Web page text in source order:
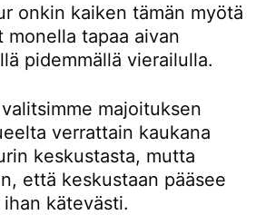
onkin kaiken tämän myötä
tapaa aivan
pidemmällä vierailulla.
majoituksen
verrattain kaukana
keskustasta, mutta
että keskustaan pääsee
kätevästi.